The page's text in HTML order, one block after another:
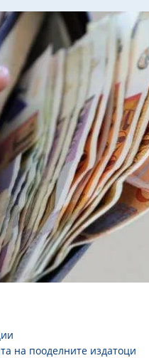
на пооделните издатоци